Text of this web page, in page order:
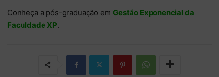
Conheça a pós-graduação em Gestão Exponencial da
Faculdade XP.